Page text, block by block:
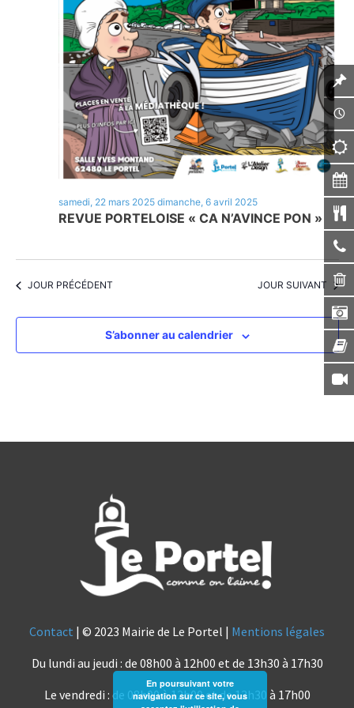
REVUE PORTELOISE « CA N’AVINCE PON »
samedi, 22 mars 2025 dimanche, 6 avril 2025
JOUR PRÉCÉDENT JOUR SUIVANT
S’abonner au calendrier
Contact | © 2023 Mairie de Le Portel | Mentions légales
Du lundi au jeudi : de 08h00 à 12h00 et de 13h30 à 17h30
Le vendredi : de 08h00 à 12h00 et de 13h30 à 17h00
En poursuivant votre
navigation sur ce site, vous